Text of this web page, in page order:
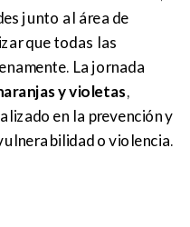
junto al área de
que todas las
La jornada
y violetas,
en la prevención y
o violencia.